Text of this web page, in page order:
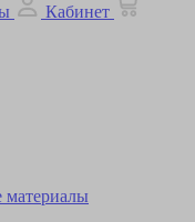
Кабинет
материалы